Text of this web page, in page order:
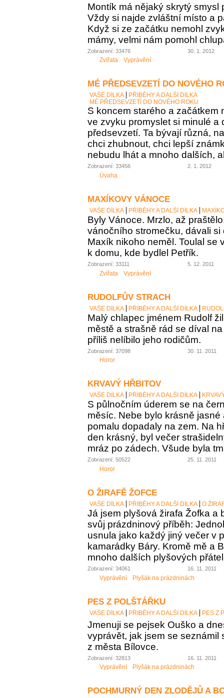
Montík má nějaký skrytý smysl
Vždy si najde zvláštní místo a
Když si ze začátku nemohl
mámy, velmi nám pomohl
Zobrazení: 33476 30. 1. 2012
Zvířata Vyprávění
MÉ PŘEDSEVZETÍ DO NOVÉHO
VAŠE DÍLKA
PŘÍBĚHY A DALŠÍ DÍLKA
MÉ PŘEDSEVZETÍ DO NOVÉHO ROKU
S koncem starého a začátkem
ve zvyku promyslet si minulé a
předsevzetí. Ta bývají různá,
chci zhubnout, chci lepší
nebudu lhát a mnoho dalších,
Zobrazení: 33456 2. 1. 2012
Úvaha
MAXÍKOVY VÁNOCE
VAŠE DÍLKA PŘÍBĚHY A DALŠÍ DÍLKA
Byly Vánoce. Mrzlo, až
vánočního stromečku, dávali si
Maxík nikoho neměl. Toulal se
k domu, kde bydlel Petřík.
Zobrazení: 33111 5. 12. 2011
Zvířata Vyprávění
RUDOLFŮV STRACH
VAŠE DÍLKA PŘÍBĚHY A DALŠÍ DÍLKA
Malý chlapec jménem Rudolf
městě a strašně rád se díval
příliš nelíbilo jeho rodičům.
Zobrazení: 37098 30. 11. 2011
Horor
KRVAVÝ HŘBITOV
VAŠE DÍLKA PŘÍBĚHY A DALŠÍ DÍLKA
S půlnočním úderem se na
měsíc. Nebe bylo krásně jasné
pomalu dopadaly na zem. Na
den krásný, byl večer
mráz po zádech. Všude byla
Zobrazení: 50522 25. 11. 2011
Horor
O ŽIRAFĚ ŽOFCE
VAŠE DÍLKA PŘÍBĚHY A DALŠÍ DÍLKA O
Já jsem plyšová žirafa Žofka a
svůj prázdninový příběh:
usnula jako každý jiný večer v
kamarádky Báry. Kromě mě a
mnoho dalších plyšových
Zobrazení: 34061 16. 11. 2011
Vyprávění Plyšák na prázdninách
PES Z POLŠTÁŘKU
VAŠE DÍLKA PŘÍBĚHY A DALŠÍ DÍLKA PES Z
Jmenuji se pejsek Ouško a
vyprávět, jak jsem se seznámil
z města Bílovce.
Zobrazení: 32813 16. 11. 2011
Vyprávění Plyšák na prázdninách
POCHMURNÝ DEN ZLODĚJŮ A